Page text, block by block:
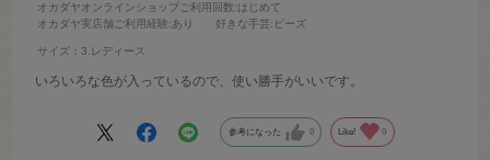
オカダヤオンラインショップご利用回数:はじめて
オカダヤ実店舗ご利用経験:あり 好きな手芸:ビーズ
サイズ：3.レディース
いろいろな色が入っているので、使い勝手がいいです。
参考になった 0 Like! 0